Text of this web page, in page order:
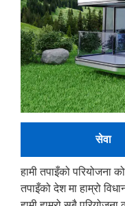
सेवा
हामी तपाइँको परियोजना
तपाइँको देश मा हाम्रो